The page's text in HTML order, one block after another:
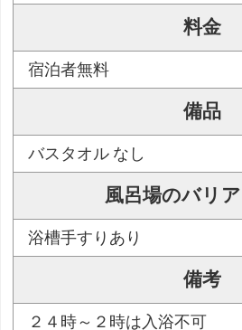
料金
宿泊者無料
備品
バスタオル なし
風呂場のバリ
浴槽手すりあり
備考
２４時～２時は入浴不可